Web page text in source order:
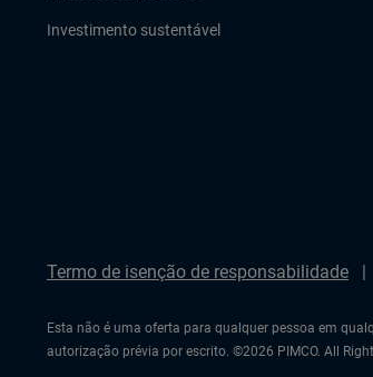
Investimento sustentável
Termo de isenção de responsabilidade
Esta não é uma oferta para qualquer pessoa em
autorização prévia por escrito. ©2026 PIMCO. All